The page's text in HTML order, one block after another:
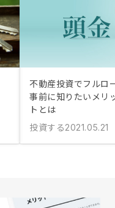
不動産投資でフルロ
事前に知りたいメリ
トとは
投資する2021.05.21